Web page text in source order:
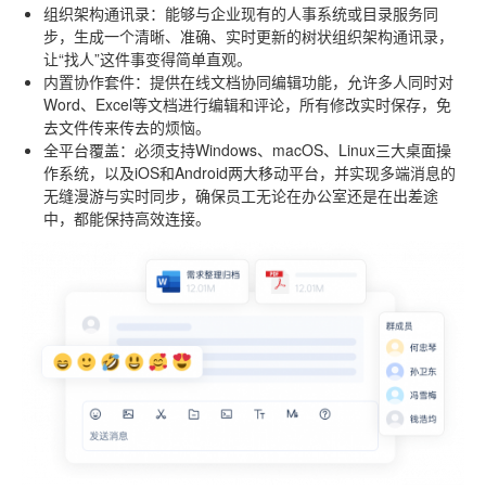
组织架构通讯录：能够与企业现有的人事系统或目录服务同
步，生成一个清晰、准确、实时更新的树状组织架构通讯录，
让“找人”这件事变得简单直观。
内置协作套件：提供在线文档协同编辑功能，允许多人同时对
Word、Excel等文档进行编辑和评论，所有修改实时保存，免
去文件传来传去的烦恼。
全平台覆盖：必须支持Windows、macOS、Linux三大桌面操
作系统，以及iOS和Android两大移动平台，并实现多端消息的
无缝漫游与实时同步，确保员工无论在办公室还是在出差途
中，都能保持高效连接。